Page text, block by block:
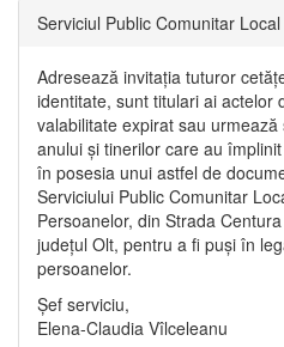
Serviciul Public Comunitar
Adresează invitația tuturor
identitate, sunt titulari ai actelor
valabilitate expirat sau
anului și tinerilor care au
în posesia unui astfel de
Serviciului Public Comunitar
Persoanelor, din Strada
județul Olt, pentru a fi puși în
persoanelor.
Șef serviciu,
Elena-Claudia Vîlceleanu